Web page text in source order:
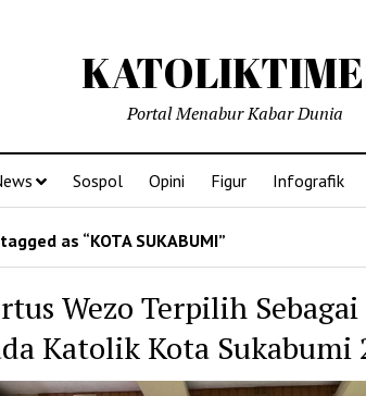
Portal Menabur Kabar Dunia
Sospol Opini Figur Infografik
as “KOTA SUKABUMI”
Wezo Terpilih
Katolik Kota Sukabumi